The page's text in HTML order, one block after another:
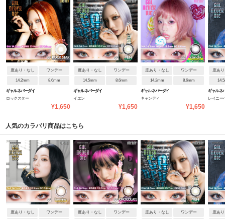
度あり・なし ワンデー
14.2mm 8.6mm
ギャルネバーダイ
ロックスター
¥1,650
度あり・なし ワンデー
14.5mm 8.6mm
ギャルネバーダイ
イエン
¥1,650
度あり・なし ワンデー
14.2mm 8.6mm
ギャルネバーダイ
キャンディ
¥1,650
度あ
ギャルネ
レイニー
人気のカラバリ商品はこちら
度あり・なし ワンデー 度あり・なし ワンデー 度あり・なし ワンデー 度あ